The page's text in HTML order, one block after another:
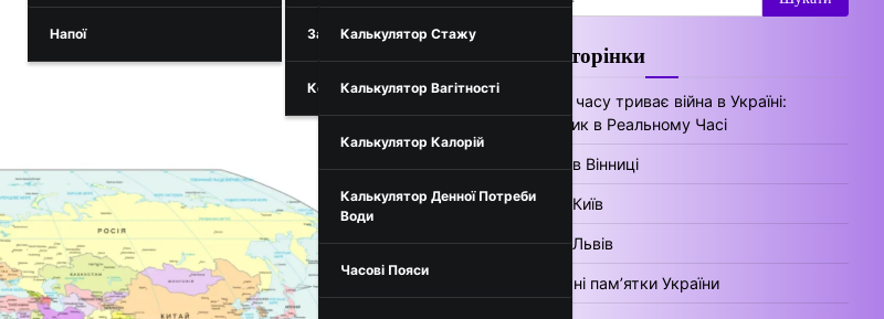
Напої Калькулятор Стажу
Калькулятор Вагітності
Калькулятор Калорій
Калькулятор Денної Потреби
Води
Часові Пояси
Загадки
Коди Телефонів України
Цікаві сторінки
Скільки часу триває війна в Україні:
Лічильник в Реальному Часі
Погода в Вінниці
Погода Київ
Погода Львів
Культурні пам’ятки України